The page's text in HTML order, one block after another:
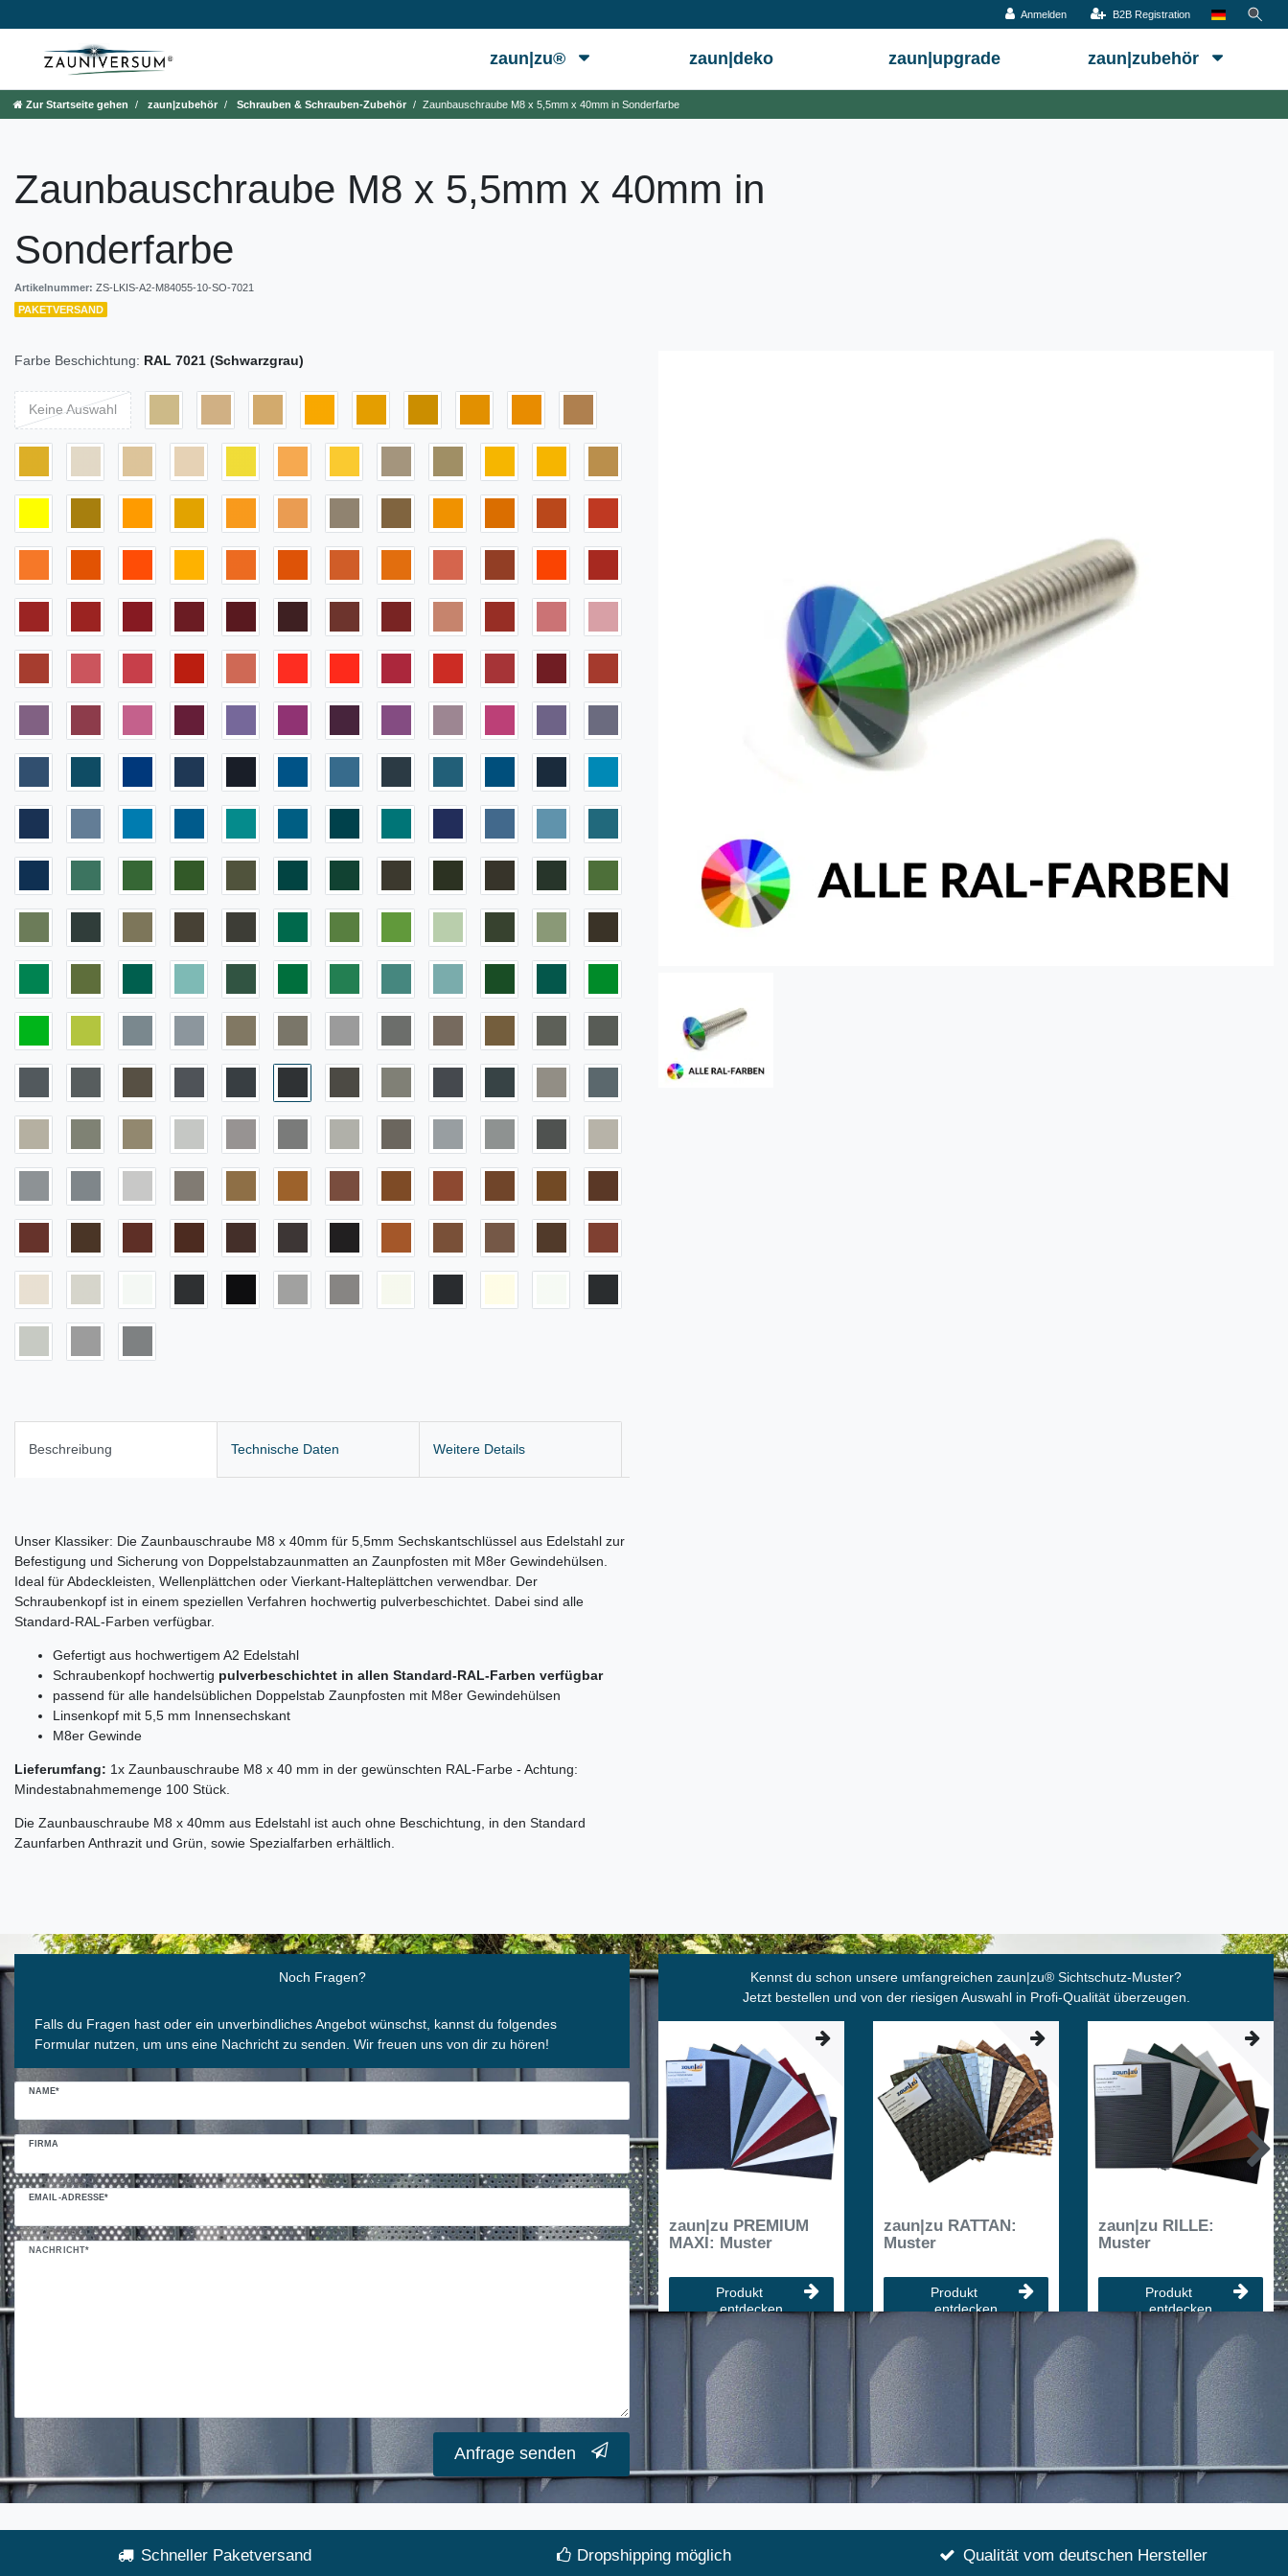
Anmelden B2B Registration
zaun|zu® zaun|deko zaun|upgrade zaun|zubehör
Zur Startseite gehen zaun|zubehör Schrauben & Schrauben-Zubehör Zaunbauschraube M8 x 5,5mm x 40mm in Sonderfarbe
Zaunbauschraube M8 x 5,5mm x 40mm in
Sonderfarbe
Artikelnummer: ZS-LKIS-A2-M84055-10-SO-7021
PAKETVERSAND
Farbe Beschichtung: RAL 7021 (Schwarzgrau)
Keine Auswahl
Beschreibung Technische Daten Weitere Details
Unser Klassiker: Die Zaunbauschraube M8 x 40mm für 5,5mm Sechskantschlüssel aus Edelstahl zur
Befestigung und Sicherung von Doppelstabzaunmatten an Zaunpfosten mit M8er Gewindehülsen.
Ideal für Abdeckleisten, Wellenplättchen oder Vierkant-Halteplättchen verwendbar. Der
Schraubenkopf ist in einem speziellen Verfahren hochwertig pulverbeschichtet. Dabei sind alle
Standard-RAL-Farben verfügbar.
Gefertigt aus hochwertigem A2 Edelstahl
Schraubenkopf hochwertig pulverbeschichtet in allen Standard-RAL-Farben verfügbar
passend für alle handelsüblichen Doppelstab Zaunpfosten mit M8er Gewindehülsen
Linsenkopf mit 5,5 mm Innensechskant
M8er Gewinde
Lieferumfang: 1x Zaunbauschraube M8 x 40 mm in der gewünschten RAL-Farbe - Achtung:
Mindestabnahmemenge 100 Stück.
Die Zaunbauschraube M8 x 40mm aus Edelstahl ist auch ohne Beschichtung, in den Standard
Zaunfarben Anthrazit und Grün, sowie Spezialfarben erhältlich.
Noch Fragen?
Falls du Fragen hast oder ein unverbindliches Angebot wünschst, kannst du folgendes
Formular nutzen, um uns eine Nachricht zu senden. Wir freuen uns von dir zu hören!
NAME*
FIRMA
EMAIL-ADRESSE*
NACHRICHT*
Ceres::Template.mailFormHoneypotLabel
Anfrage senden
Kennst du schon unsere umfangreichen zaun|zu® Sichtschutz-Muster?
Jetzt bestellen und von der riesigen Auswahl in Profi-Qualität überzeugen.
zaun|zu PREMIUM
MAXI: Muster
Produkt
entdecken
zaun|zu RATTAN:
Muster
Produkt
entdecken
zaun|zu RILLE:
Muster
Produkt
entdecken
Schneller Paketversand Dropshipping möglich Qualität vom deutschen Hersteller